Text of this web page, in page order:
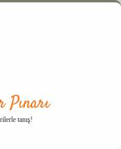
tanış!